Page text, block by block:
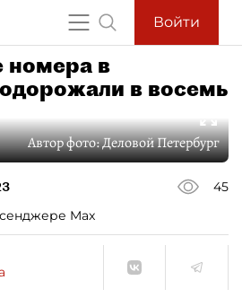
Войти
номера в
в восемь
Автор фото:Деловой Петербург
45
Max